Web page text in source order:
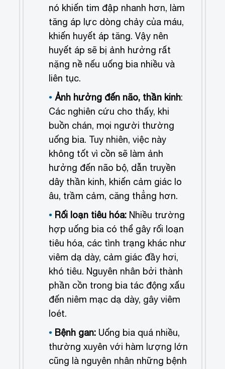
nó khiến tim đập nhanh hơn, làm
tăng áp lực dòng chảy của máu,
khiến huyết áp tăng. Vậy nên
huyết áp sẽ bị ảnh hưởng rất
nặng nề nếu uống bia nhiều và
liên tục.
Ảnh hưởng đến não, thần kinh:
Các nghiên cứu cho thấy, khi
buồn chán, mọi người thường
uống bia. Tuy nhiên, việc này
không tốt vì cồn sẽ làm ảnh
hưởng đến não bộ, dẫn truyền
dây thần kinh, khiến cảm giác lo
âu, trầm cảm, căng thẳng hơn.
Rối loạn tiêu hóa: Nhiều trường
hợp uống bia có thể gây rối loạn
tiêu hóa, các tình trạng khác như
viêm dạ dày, cảm giác đầy hơi,
khó tiêu. Nguyên nhân bởi thành
phần cồn trong bia tác động xấu
đến niêm mạc dạ dày, gây viêm
loét.
Bệnh gan: Uống bia quá nhiều,
thường xuyên với hàm lượng lớn
cũng là nguyên nhân những bệnh